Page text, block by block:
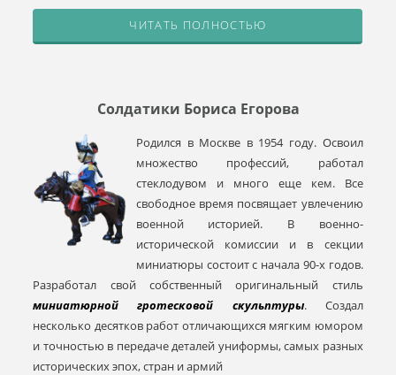
ЧИТАТЬ ПОЛНОСТЬЮ
Солдатики Бориса Егорова
Родился в Москве в 1954 году. Освоил
множество профессий, работал
стеклодувом и много еще кем. Все
свободное время посвящает увлечению
военной историей. В военно-
исторической комиссии и в секции
миниатюры состоит с начала 90-х годов.
Разработал свой собственный оригинальный стиль
миниатюрной гротесковой скульптуры. Создал
несколько десятков работ отличающихся мягким юмором
и точностью в передаче деталей униформы, самых разных
исторических эпох, стран и армий